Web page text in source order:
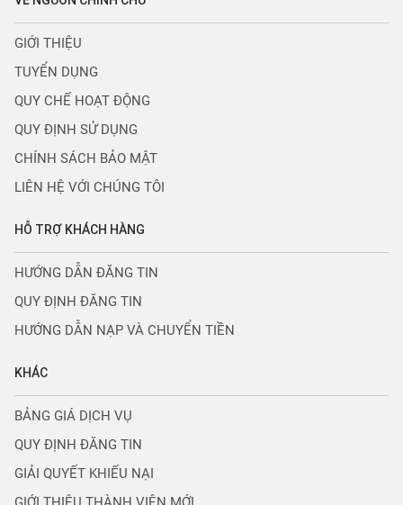
GIỚI THIỆU
TUYỂN DỤNG
QUY CHẾ HOẠT ĐỘNG
QUY ĐỊNH SỬ DỤNG
CHÍNH SÁCH BẢO MẬT
LIÊN HỆ VỚI CHÚNG TÔI
HỖ TRỢ KHÁCH HÀNG
HƯỚNG DẪN ĐĂNG TIN
QUY ĐỊNH ĐĂNG TIN
HƯỚNG DẪN NẠP VÀ CHUYỂN TIỀN
KHÁC
BẢNG GIÁ DỊCH VỤ
QUY ĐỊNH ĐĂNG TIN
GIẢI QUYẾT KHIẾU NẠI